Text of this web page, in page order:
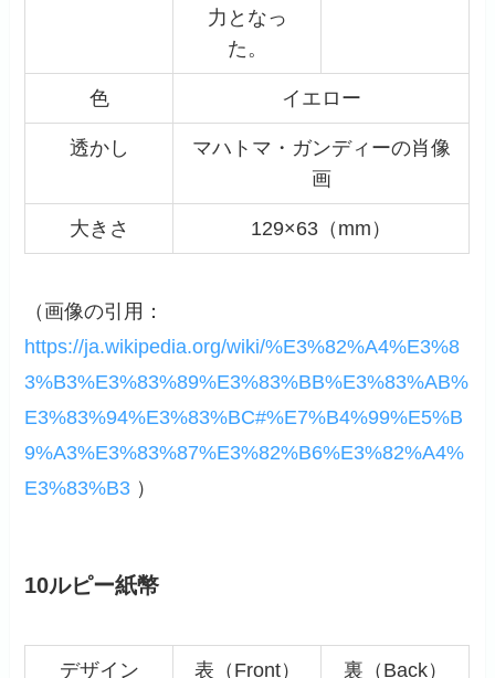
力となっ
た。
色 イエロー
透かし
マハトマ・ガンディーの肖像
画
大きさ 129×63（mm）
（画像の引用：
https://ja.wikipedia.org/wiki/%E3%82%A4%E3%8
3%B3%E3%83%89%E3%83%BB%E3%83%AB%
E3%83%94%E3%83%BC#%E7%B4%99%E5%B
9%A3%E3%83%87%E3%82%B6%E3%82%A4%
E3%83%B3 ）
10ルピー紙幣
デザイン 表（Front） 裏（Back）